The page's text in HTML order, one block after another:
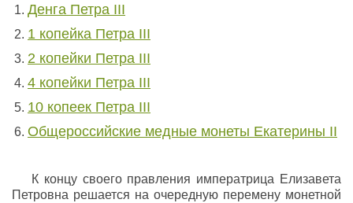
Денга Петра III
1 копейка Петра III
2 копейки Петра III
4 копейки Петра III
10 копеек Петра III
Общероссийские медные монеты Екатерины II
К концу своего правления императрица Елизавета
Петровна решается на очередную перемену монетной